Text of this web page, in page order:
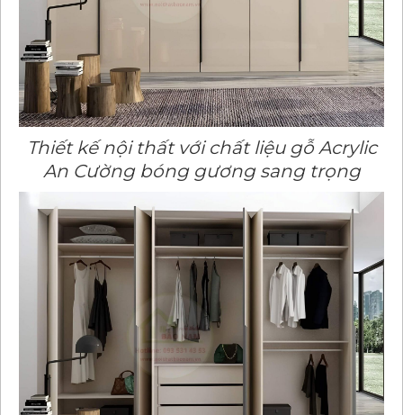
Thiết kế nội thất với chất liệu gỗ Acrylic
An Cường bóng gương sang trọng​